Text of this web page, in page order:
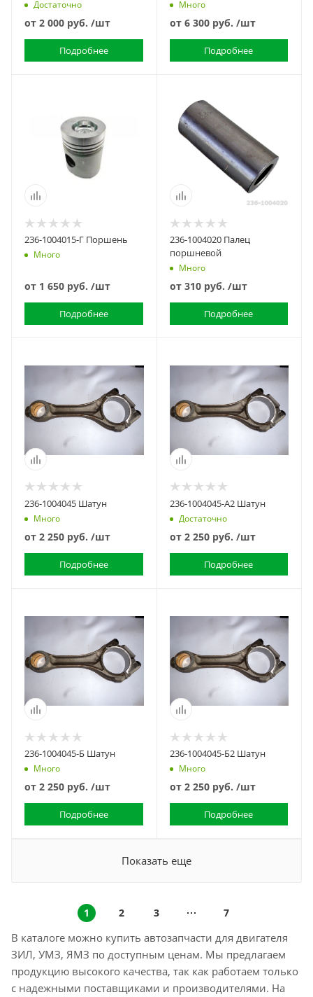
Достаточно
от 2 000 руб. /шт
Подробнее
Много
от 6 300 руб. /шт
Подробнее
236-1004015-Г Поршень
Много
от 1 650 руб. /шт
Подробнее
236-1004020 Палец
поршневой
Много
от 310 руб. /шт
Подробнее
236-1004045 Шатун
Много
от 2 250 руб. /шт
Подробнее
236-1004045-А2 Шатун
Достаточно
от 2 250 руб. /шт
Подробнее
236-1004045-Б Шатун
Много
от 2 250 руб. /шт
Подробнее
236-1004045-Б2 Шатун
Много
от 2 250 руб. /шт
Подробнее
Показать еще
1 2 3 7
В каталоге можно купить автозапчасти для двигателя
ЗИЛ, УМЗ, ЯМЗ по доступным ценам. Мы предлагаем
продукцию высокого качества, так как работаем только
с надежными поставщиками и производителями. На